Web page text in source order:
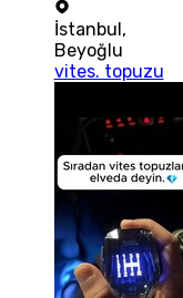
İstanbul ,
Beyoğlu
vites. topuzu